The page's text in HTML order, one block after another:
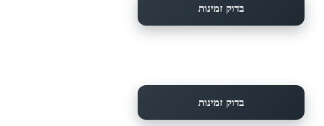
בדוק זמינות
בדוק זמינות